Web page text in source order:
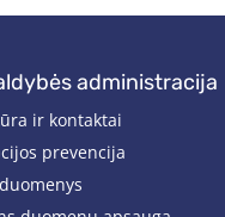
administracija
ir kontaktai
prevencija